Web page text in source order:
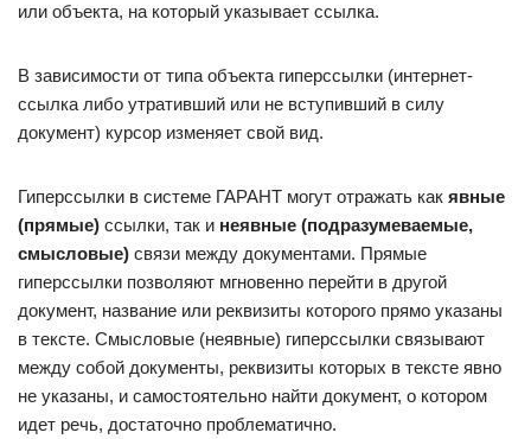
или объекта, на который указывает ссылка.
В зависимости от типа объекта гиперссылки (интернет-
ссылка либо утративший или не вступивший в силу
документ) курсор изменяет свой вид.
Гиперссылки в системе ГАРАНТ могут отражать как явные
(прямые) ссылки, так и неявные (подразумеваемые,
смысловые) связи между документами. Прямые
гиперссылки позволяют мгновенно перейти в другой
документ, название или реквизиты которого прямо указаны
в тексте. Смысловые (неявные) гиперссылки связывают
между собой документы, реквизиты которых в тексте явно
не указаны, и самостоятельно найти документ, о котором
идет речь, достаточно проблематично.